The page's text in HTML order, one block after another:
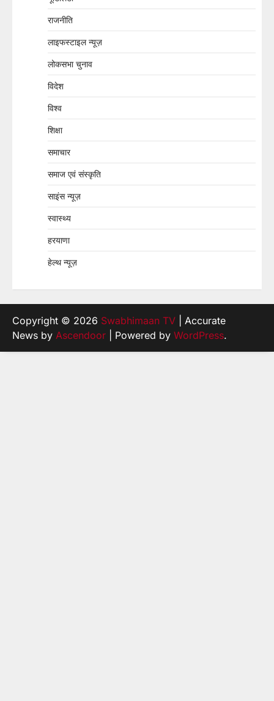
राजनीति
लाइफस्टाइल न्यूज़
लोकसभा चुनाव
विदेश
विश्व
शिक्षा
समाचार
समाज एवं संस्कृति
साइंस न्यूज़
स्वास्थ्य
हरयाणा
हेल्थ न्यूज़
Copyright © 2026 Swabhimaan TV | Accurate
News by Ascendoor | Powered by WordPress.